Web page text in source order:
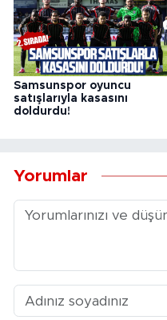
Samsunspor oyuncu
satışlarıyla kasasını
doldurdu!
Yorumlar